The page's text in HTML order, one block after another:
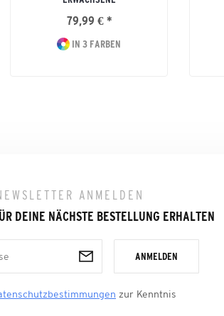
79,99 € *
IN 3 FARBEN
ANMELDEN
DEINE NÄCHSTE BESTELLUNG ERHALTEN
ANMELDEN
zur Kenntnis